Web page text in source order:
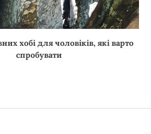
хобі для чоловіків, які варто
спробувати